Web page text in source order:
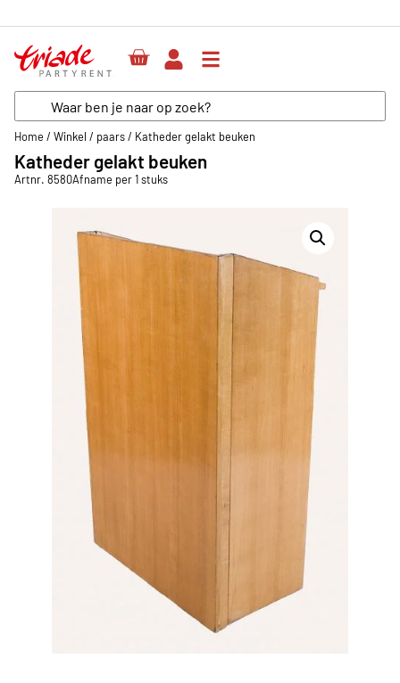
Home / Winkel / paars/ Katheder gelakt beuken
Katheder gelakt beuken
Artnr. 8580Afname per 1 stuks